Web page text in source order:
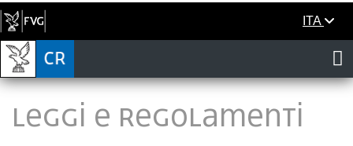
ITA
LEGGI E REGOLAMENTI